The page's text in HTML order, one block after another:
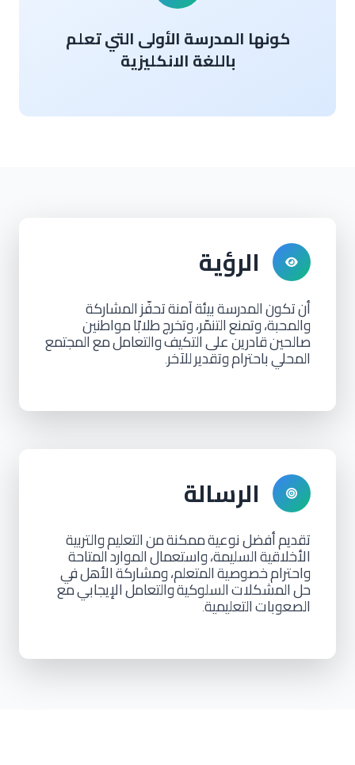
كونها المدرسة الأولى التي تعلم
باللغة الانكليزية
الرؤية
أنتكونالمدرسةبيئةآمنةتحفّزالمشاركة
والمحبة،وتمنعالتنمّر،وتخرجطلابًامواطنين
صالحينقادرينعلى التكيفوالتعاملمعالمجتمع
المحليباحتراموتقديرللآخر.
الرسالة
تقديمأفضلنوعيةممكنةمنالتعليموالتربية
الأخلاقيةالسليمة،واستعمالالمواردالمتاحة
واحترامخصوصيةالمتعلم،ومشاركةالأهلفي
حلالمشكلاتالسلوكيةوالتعاملالإيجابيمع
الصعوباتالتعليمية.